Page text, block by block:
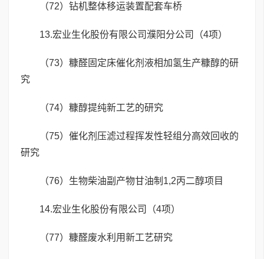
（72）钻机整体移运装置配套车桥
13.宏业生化股份有限公司濮阳分公司（4项）
（73）糠醛固定床催化剂液相加氢生产糠醇的研
究
（74）糠醇提纯新工艺的研究
（75）催化剂压滤过程挥发性轻组分高效回收的
研究
（76）生物柴油副产物甘油制1,2丙二醇项目
14.宏业生化股份有限公司（4项）
（77）糠醛废水利用新工艺研究